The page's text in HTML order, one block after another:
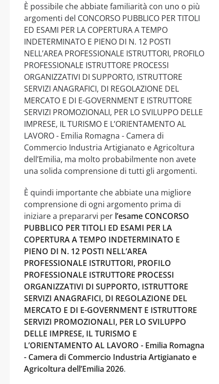
È possibile che abbiate familiarità con uno o più
argomenti del CONCORSO PUBBLICO PER TITOLI
ED ESAMI PER LA COPERTURA A TEMPO
INDETERMINATO E PIENO DI N. 12 POSTI
NELL’AREA PROFESSIONALE ISTRUTTORI, PROFILO
PROFESSIONALE ISTRUTTORE PROCESSI
ORGANIZZATIVI DI SUPPORTO, ISTRUTTORE
SERVIZI ANAGRAFICI, DI REGOLAZIONE DEL
MERCATO E DI E-GOVERNMENT E ISTRUTTORE
SERVIZI PROMOZIONALI, PER LO SVILUPPO DELLE
IMPRESE, IL TURISMO E L’ORIENTAMENTO AL
LAVORO - Emilia Romagna - Camera di
Commercio Industria Artigianato e Agricoltura
dell’Emilia, ma molto probabilmente non avete
una solida comprensione di tutti gli argomenti.
È quindi importante che abbiate una migliore
comprensione di ogni argomento prima di
iniziare a prepararvi per l’esame CONCORSO
PUBBLICO PER TITOLI ED ESAMI PER LA
COPERTURA A TEMPO INDETERMINATO E
PIENO DI N. 12 POSTI NELL’AREA
PROFESSIONALE ISTRUTTORI, PROFILO
PROFESSIONALE ISTRUTTORE PROCESSI
ORGANIZZATIVI DI SUPPORTO, ISTRUTTORE
SERVIZI ANAGRAFICI, DI REGOLAZIONE DEL
MERCATO E DI E-GOVERNMENT E ISTRUTTORE
SERVIZI PROMOZIONALI, PER LO SVILUPPO
DELLE IMPRESE, IL TURISMO E
L’ORIENTAMENTO AL LAVORO - Emilia Romagna
- Camera di Commercio Industria Artigianato e
Agricoltura dell’Emilia 2026.